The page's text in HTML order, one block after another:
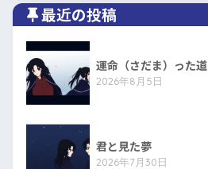
最近の投稿
運命（さだま）った道
2026年8月5日
君と見た夢
2026年7月30日